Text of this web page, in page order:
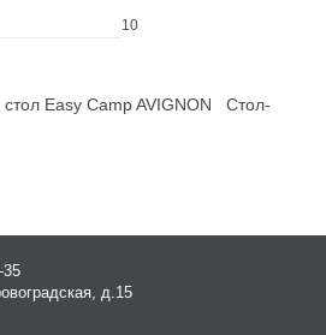
10
Easy Camp AVIGNON
Стол-
35
д.15